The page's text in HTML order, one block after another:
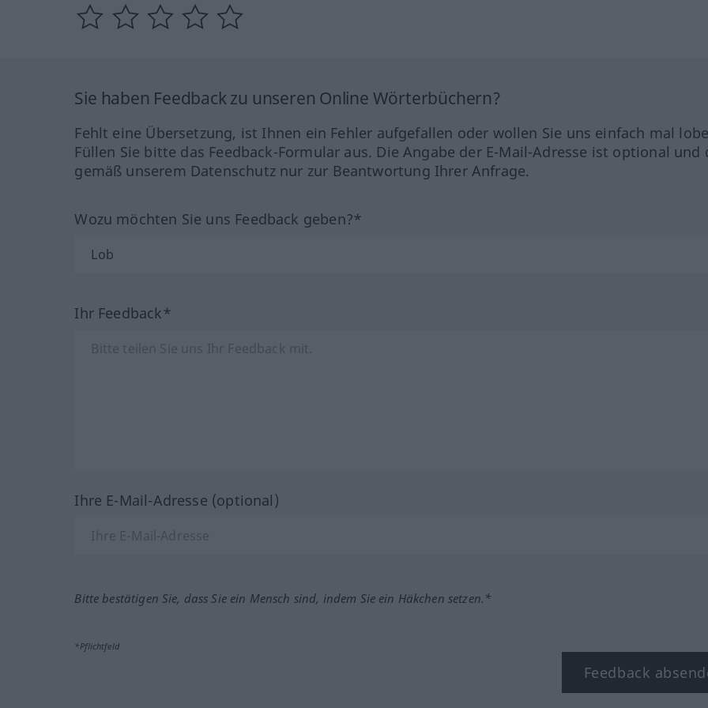
Sie haben Feedback zu unseren Online Wörterbüchern?
Fehlt eine Übersetzung, ist Ihnen ein Fehler aufgefallen oder wollen Sie uns einfach mal
Füllen Sie bitte das Feedback-Formular aus. Die Angabe der E-Mail-Adresse ist optional und
gemäß unserem Datenschutz nur zur Beantwortung Ihrer Anfrage.
Wozu möchten Sie uns Feedback geben?*
Ihr Feedback*
Ihre E-Mail-Adresse (optional)
Bitte bestätigen Sie, dass Sie ein Mensch sind, indem Sie ein Häkchen setzen.*
*Pflichtfeld
Feedback